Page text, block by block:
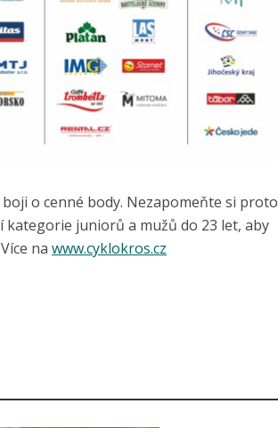
o cenné body. Nezapomeňte si proto
kategorie juniorů a mužů do 23 let, aby
na www.cyklokros.cz